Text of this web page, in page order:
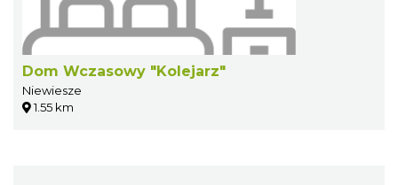
Dom Wczasowy "Kolejarz"
Niewiesze
1.55 km